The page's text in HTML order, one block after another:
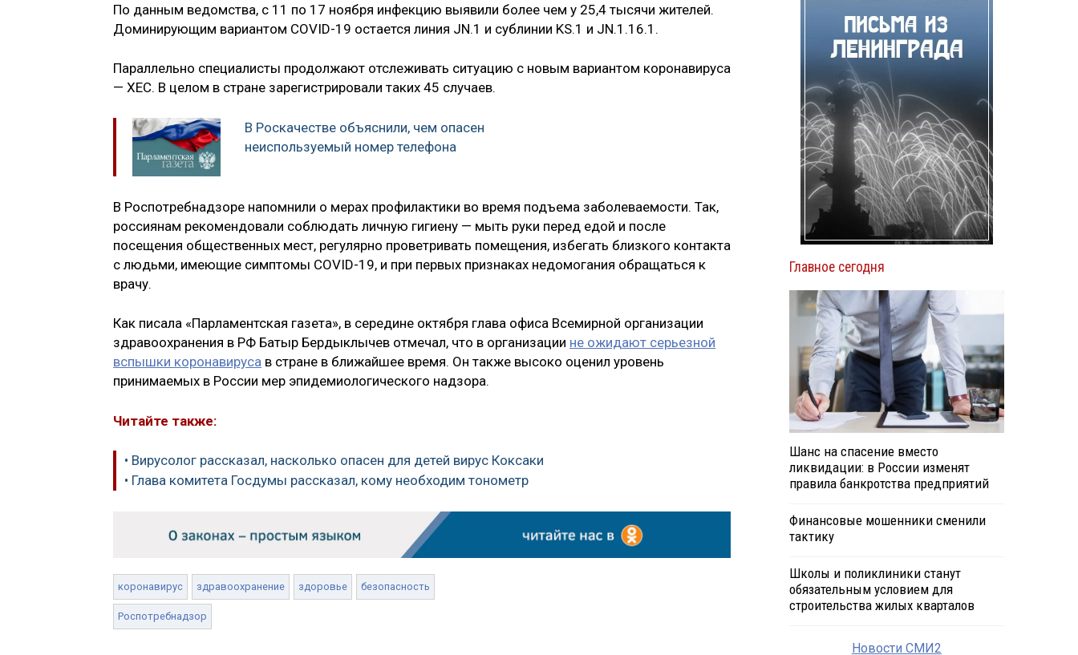
По данным ведомства, с 11 по 17 ноября инфекцию выявили более чем у 25,4 тысячи жителей.
Доминирующим вариантом COVID-19 остается линия JN.1 и сублинии KS.1 и JN.1.16.1.
Параллельно специалисты продолжают отслеживать ситуацию с новым вариантом коронавируса
— XEC. В целом в стране зарегистрировали таких 45 случаев.
В Роскачестве объяснили, чем опасен
неиспользуемый номер телефона
В Роспотребнадзоре напомнили о мерах профилактики во время подъема заболеваемости. Так,
россиянам рекомендовали соблюдать личную гигиену — мыть руки перед едой и после
посещения общественных мест, регулярно проветривать помещения, избегать близкого контакта
с людьми, имеющие симптомы COVID-19, и при первых признаках недомогания обращаться к
врачу.
Как писала «Парламентская газета», в середине октября глава офиса Всемирной организации
здравоохранения в РФ Батыр Бердыклычев отмечал, что в организации не ожидают серьезной
вспышки коронавируса в стране в ближайшее время. Он также высоко оценил уровень
принимаемых в России мер эпидемиологического надзора.
Читайте также:
• Вирусолог рассказал, насколько опасен для детей вирус Коксаки
• Глава комитета Госдумы рассказал, кому необходим тонометр
коронавирус здравоохранение здоровье безопасность
Роспотребнадзор
Главное сегодня
Шанс на спасение вместо
ликвидации: в России изменят
правила банкротства предприятий
Финансовые мошенники сменили
тактику
Школы и поликлиники станут
обязательным условием для
строительства жилых кварталов
Новости СМИ2